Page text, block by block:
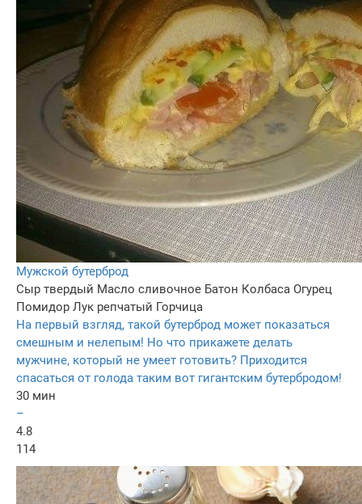
Мужской бутерброд
Сыр твердый Масло сливочное Батон Колбаса Огурец
Помидор Лук репчатый Горчица
На первый взгляд, такой бутерброд может показаться
смешным и нелепым! Но что прикажете делать
мужчине, который не умеет готовить? Приходится
спасаться от голода таким вот гигантским бутербродом!
30 мин
–
4.8
114